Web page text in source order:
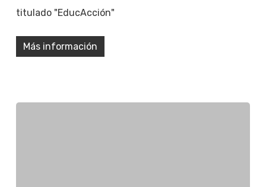
titulado "EducAcción"
Más información